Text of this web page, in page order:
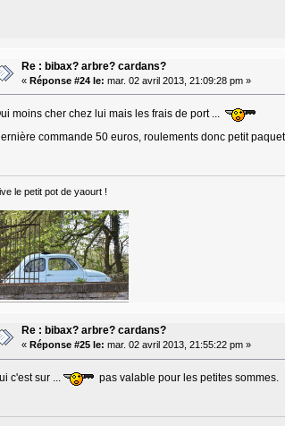
Re : bibax? arbre? cardans?
« Réponse #24 le: mar. 02 avril 2013, 21:09:28 pm »
moins cher chez lui mais les frais de port ...
commande 50 euros, roulements donc petit
le petit pot de yaourt !
Re : bibax? arbre? cardans?
« Réponse #25 le: mar. 02 avril 2013, 21:55:22 pm »
c'est sur ... pas valable pour les petites sommes.